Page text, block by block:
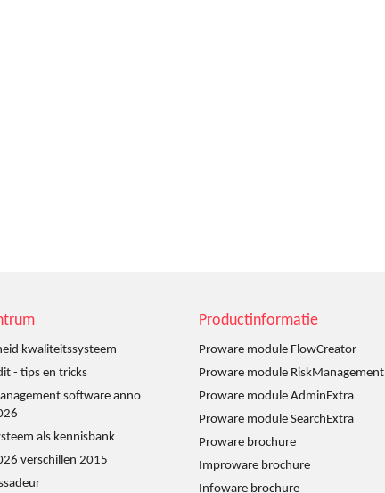
kwaliteitssysteem
- tips en tricks
software anno
als kennisbank
verschillen 2015
Productinformatie
Proware module FlowCreator
Proware module RiskManagement
Proware module AdminExtra
Proware module SearchExtra
Proware brochure
Improware brochure
Infoware brochure